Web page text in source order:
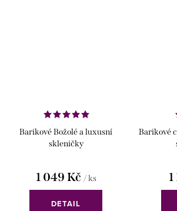
Barikové Božolé a luxusní
skleničky
1 049 Kč / ks
DETAIL
Barikové